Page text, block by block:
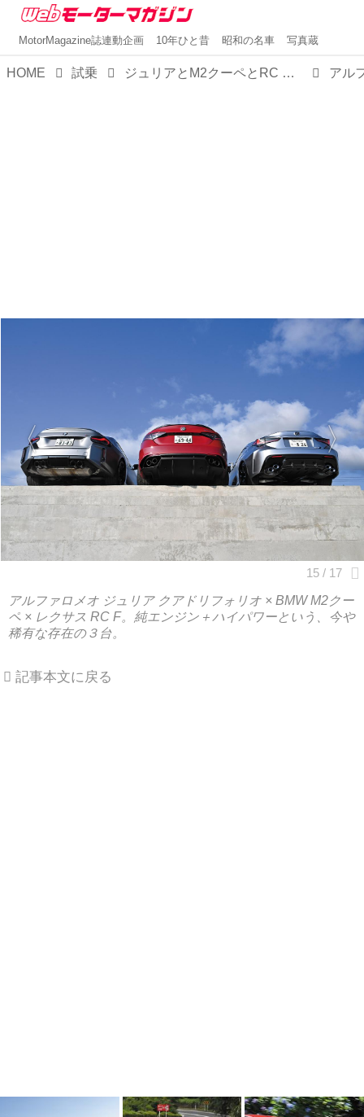
MotorMagazine誌連動企画 10年ひと昔 昭和の名車 写真蔵
HOME 試乗 ジュリアとM2クーペとRC Fを【比較試乗】。お楽しみはFRからはじまり、高揚感か官能性か精緻さかいずれかに至る
アルファロメオ ジュリア クアドリフォリオ × BMW M2クー
ペ × レクサス RC F。純エンジン＋ハイパワーという、今や
稀有な存在の３台。
記事本文に戻る